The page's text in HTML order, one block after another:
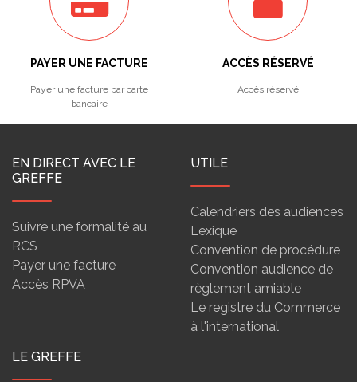
PAYER UNE FACTURE
Payer une facture par carte
bancaire
ACCÈS RÉSERVÉ
Accès réservé
EN DIRECT AVEC LE
GREFFE
Suivre une formalité au
RCS
Payer une facture
Accès RPVA
UTILE
Calendriers des audiences
Lexique
Convention de procédure
Convention audience de
règlement amiable
Le registre du Commerce
à l'international
LE GREFFE